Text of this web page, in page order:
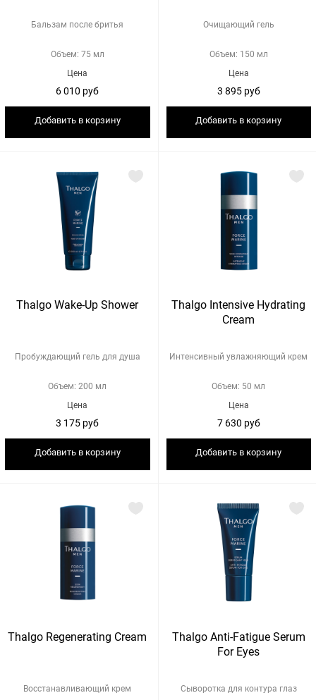
Бальзам после бритья
Объем: 75 мл
Цена
6 010 руб
Добавить в корзину
Очищающий гель
Объем: 150 мл
Цена
3 895 руб
Добавить в корзину
Thalgo Wake-Up Shower
Пробуждающий гель для душа
Объем: 200 мл
Цена
3 175 руб
Добавить в корзину
Thalgo Intensive Hydrating
Cream
Интенсивный увлажняющий крем
Объем: 50 мл
Цена
7 630 руб
Добавить в корзину
Thalgo Regenerating Cream
Восстанавливающий крем
Thalgo Anti-Fatigue Serum
For Eyes
Сыворотка для контура глаз